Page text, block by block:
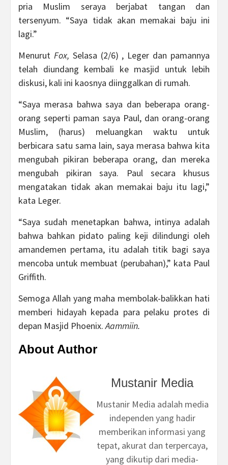
pria Muslim seraya berjabat tangan dan
tersenyum. “Saya tidak akan memakai baju ini
lagi.”
Menurut Fox, Selasa (2/6) , Leger dan pamannya
telah diundang kembali ke masjid untuk lebih
diskusi, kali ini kaosnya diinggalkan di rumah.
“Saya merasa bahwa saya dan beberapa orang-
orang seperti paman saya Paul, dan orang-orang
Muslim, (harus) meluangkan waktu untuk
berbicara satu sama lain, saya merasa bahwa kita
mengubah pikiran beberapa orang, dan mereka
mengubah pikiran saya. Paul secara khusus
mengatakan tidak akan memakai baju itu lagi,”
kata Leger.
“Saya sudah menetapkan bahwa, intinya adalah
bahwa bahkan pidato paling keji dilindungi oleh
amandemen pertama, itu adalah titik bagi saya
mencoba untuk membuat (perubahan),” kata Paul
Griffith.
Semoga Allah yang maha membolak-balikkan hati
memberi hidayah kepada para pelaku protes di
depan Masjid Phoenix.Aammiin.
About Author
Mustanir Media
Mustanir Media adalah media
independen yang hadir
memberikan informasi yang
tepat, akurat dan terpercaya,
yang dikutip dari media-